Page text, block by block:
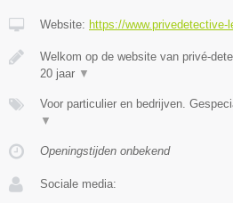
Website: https://www.privedetective-
Welkom op de website van privé-
20 jaar ▼
Voor particulier en bedrijven.
▼
Openingstijden onbekend
Sociale media: